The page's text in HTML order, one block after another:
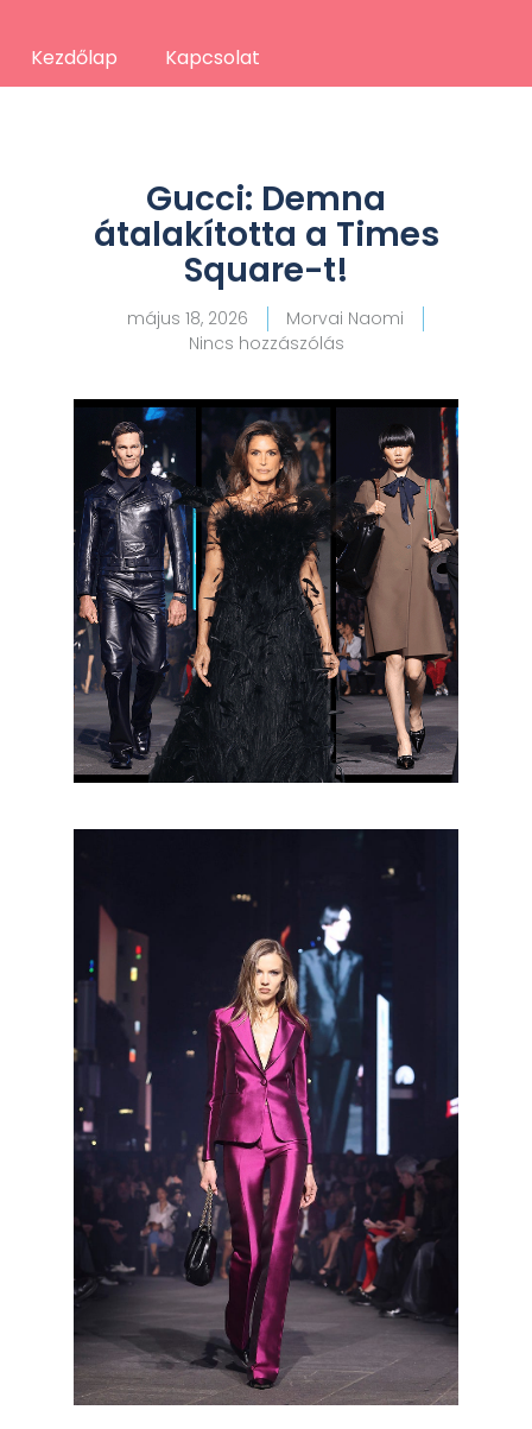
Kezdőlap Kapcsolat
Gucci: Demna
átalakította a Times
Square-t!
május 18, 2026
Morvai Naomi
Nincs hozzászólás